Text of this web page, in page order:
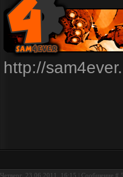
http://
Четверг, 23.06.2011, 16:15 | Сообщение #